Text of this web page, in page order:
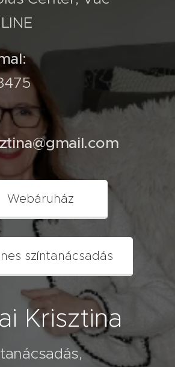
Webáruház
színtanácsadás
Krisztina